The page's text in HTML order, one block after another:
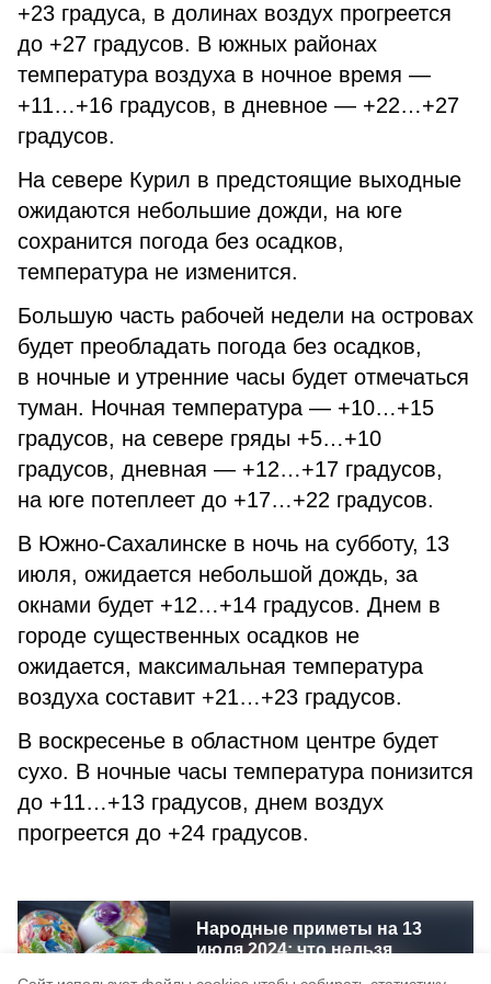
+23 градуса, в долинах воздух прогреется
до +27 градусов. В южных районах
температура воздуха в ночное время —
+11…+16 градусов, в дневное — +22…+27
градусов.
На севере Курил в предстоящие выходные
ожидаются небольшие дожди, на юге
сохранится погода без осадков,
температура не изменится.
Большую часть рабочей недели на островах
будет преобладать погода без осадков,
в ночные и утренние часы будет отмечаться
туман. Ночная температура — +10…+15
градусов, на севере гряды +5…+10
градусов, дневная — +12…+17 градусов,
на юге потеплеет до +17…+22 градусов.
В Южно-Сахалинске в ночь на субботу, 13
июля, ожидается небольшой дождь, за
окнами будет +12…+14 градусов. Днем в
городе существенных осадков не
ожидается, максимальная температура
воздуха составит +21…+23 градусов.
В воскресенье в областном центре будет
сухо. В ночные часы температура понизится
до +11…+13 градусов, днем воздух
прогреется до +24 градусов.
Народные приметы на 13
июля 2024: что нельзя